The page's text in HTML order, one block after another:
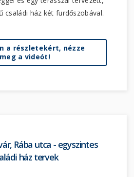
családi ház két fürdőszobával.
a részletekért, nézze
meg a videót!
Rába utca - egyszintes
ház tervek